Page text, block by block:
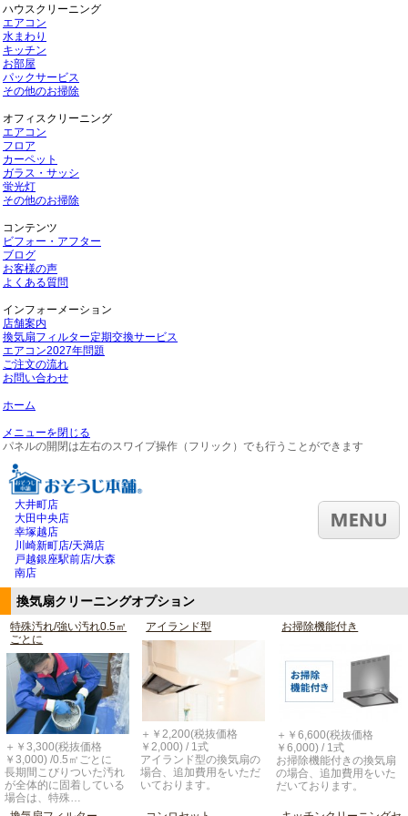
ハウスクリーニング
エアコン
水まわり
キッチン
お部屋
パックサービス
その他のお掃除
オフィスクリーニング
エアコン
フロア
カーペット
ガラス・サッシ
蛍光灯
その他のお掃除
コンテンツ
ビフォー・アフター
ブログ
お客様の声
よくある質問
インフォーメーション
店舗案内
換気扇フィルター定期交換サービス
エアコン2027年問題
ご注文の流れ
お問い合わせ
ホーム
メニューを閉じる
パネルの開閉は左右のスワイプ操作（フリック）でも行うことができます
大井町店
大田中央店
幸塚越店
川崎新町店/天満店
戸越銀座駅前店/大森
南店
換気扇クリーニングオプション
特殊汚れ/強い汚れ0.5㎡
ごとに
＋￥3,300(税抜価格
￥3,000) /0.5㎡ごとに
長期間こびりついた汚れ
が全体的に固着している
場合は、特殊…
アイランド型
＋￥2,200(税抜価格
￥2,000) / 1式
アイランド型の換気扇の
場合、追加費用をいただ
いております。
お掃除機能付き
＋￥6,600(税抜価格
￥6,000) / 1式
お掃除機能付きの換気扇
の場合、追加費用をいた
だいております。